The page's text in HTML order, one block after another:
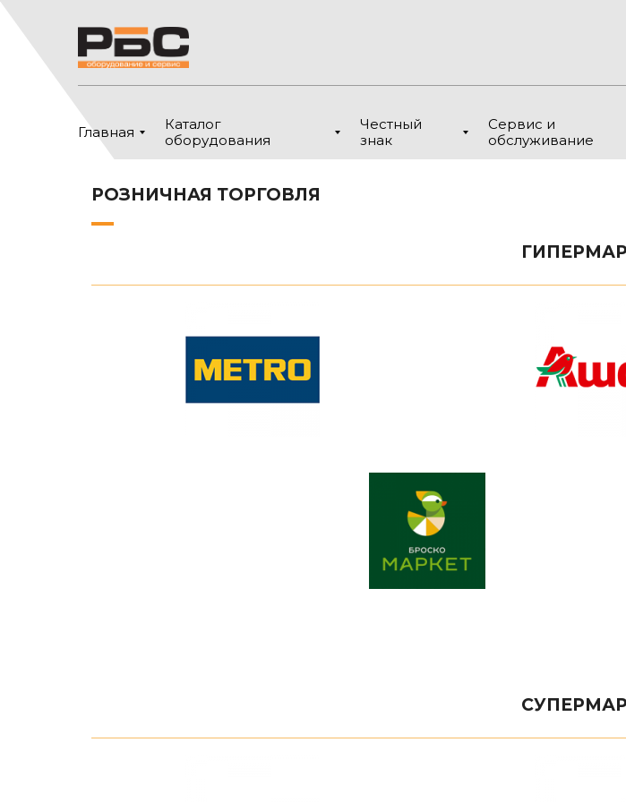
Главная
Каталог
оборудования
Честный
знак
Сервис и
обслуживание
РОЗНИЧНАЯ ТОРГОВЛЯ